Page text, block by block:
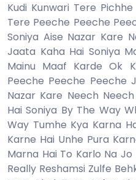
Kudi Kunwari Tere
Tere Peeche Peeche
Soniya Aise Nazar Kare
Jaata Kaha Hai Soniya
Mainu Maaf Karde Ok
Peeche Peeche Peeche
Nazar Kare Neech
Hai Soniya By The Way
Way Tumhe Kya Karna
Karne Hai Unhe Pura
Marna Hai To Karlo Na
Really Reshamsi Zulfe